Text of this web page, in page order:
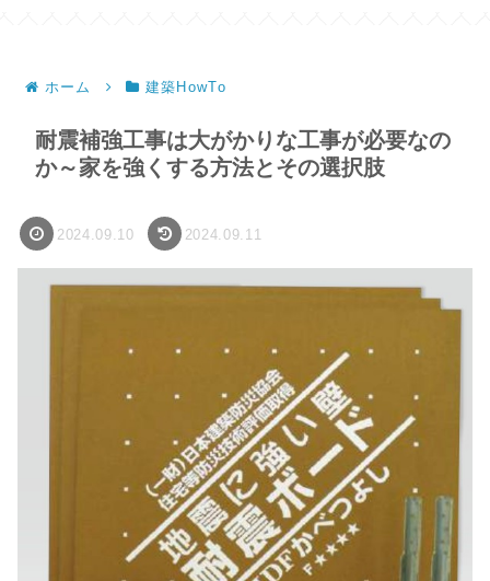
ホーム 建築HowTo
耐震補強工事は大がかりな工事が必要なの
か～家を強くする方法とその選択肢
2024.09.10 2024.09.11